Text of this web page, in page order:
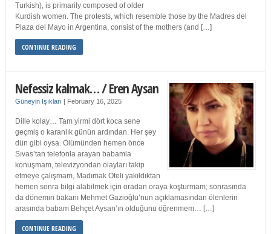
Turkish), is primarily composed of older
Kurdish women. The protests, which resemble those by the Madres del
Plaza del Mayo in Argentina, consist of the mothers (and […]
CONTINUE READING
Nefessiz kalmak… / Eren Aysan
Güneyin Işıkları | February 16, 2025
Dille kolay… Tam yirmi dört koca sene
geçmiş o karanlık günün ardından. Her şey
dün gibi oysa. Ölümünden hemen önce
Sıvas’tan telefonla arayan babamla
konuşmam, televizyondan olayları takip
etmeye çalışmam, Madımak Oteli yakıldıktan
hemen sonra bilgi alabilmek için oradan oraya koşturmam; sonrasında
da dönemin bakanı Mehmet Gazioğlu’nun açıklamasından ölenlerin
arasında babam Behçet Aysan’ın olduğunu öğrenmem… […]
CONTINUE READING